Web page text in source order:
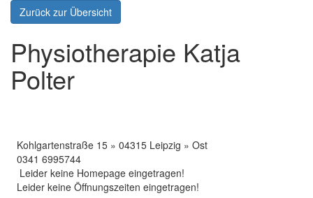
Zurück zur Übersicht
Physiotherapie Katja
Polter
Kohlgartenstraße 15 » 04315 Leipzig » Ost
0341 6995744
Leider keine Homepage eingetragen!
Leider keine Öffnungszeiten eingetragen!